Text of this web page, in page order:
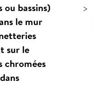
bassins)
le mur
sur le
chromées